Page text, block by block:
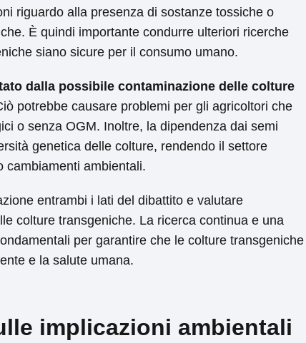
riguardo alla presenza di sostanze tossiche o
È quindi importante condurre ulteriori ricerche
siano sicure per il consumo umano.
dalla possibile contaminazione delle colture
potrebbe causare problemi per gli agricoltori che
o senza OGM. Inoltre, la dipendenza dai semi
genetica delle colture, rendendo il settore
cambiamenti ambientali.
entrambi i lati del dibattito e valutare
colture transgeniche. La ricerca continua e una
per garantire che le colture transgeniche
e la salute umana.
implicazioni ambientali